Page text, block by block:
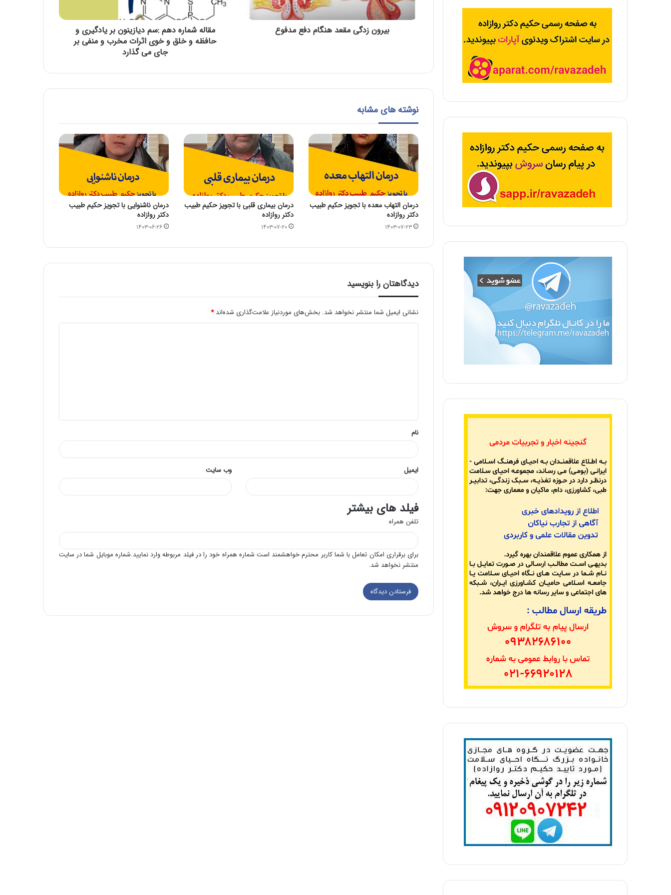
مقاله شماره سی و هفتم: با افزایش غلظت سم
دیازینون منجر به کاهش بقا و تولید مثل در
همه نسل ها می شود
مقاله شماره سی و ششم :سم دیازینون با تاثیر
بیرون زدگی مقعد هنگام دفع مدفوع
مقاله شماره دهم :سم دیازینون بر یادگیری و
حافظه و خلق و خوی اثرات مخرب و منفی بر
جای می گذارد
نوشته های مشابه
درمان التهاب معده با تجویز حکیم طبیب
دکتر روازاده
۱۴۰۳-۰۷-۲۳
درمان بیماری قلبی با تجویز حکیم طبیب
دکتر روازاده
۱۴۰۳-۰۷-۲۰
درمان ناشنوایی با تجویز حکیم طبیب
دکتر روازاده
۱۴۰۳-۰۶-۲۶
دیدگاهتان را بنویسید
نشانی ایمیل شما منتشر نخواهد شد. بخش‌های موردنیاز علامت‌گذاری شده‌اند*
*
نام
ایمیل وب‌ سایت
فیلد های بیشتر
تلفن همراه
برای برقراری امکان تعامل با شما کاربر محترم خواهشمند است شماره همراه خود را در فیلد مربوطه وارد نمایید.شماره موبایل شما در سایت
منتشر نخواهد شد.